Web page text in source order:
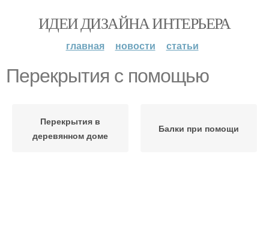
ИДЕИ ДИЗАЙНА ИНТЕРЬЕРА
главная новости статьи
Перекрытия с помощью
Перекрытия в
деревянном доме
Балки при помощи